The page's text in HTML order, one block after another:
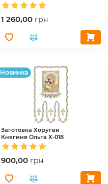
1 260,00 грн
Hовинка
Заготовка Хоругви
Княгиня Ольга Х-018
900,00 грн